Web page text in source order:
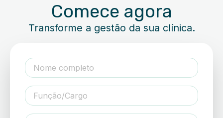
Comece agora
Transforme a gestão da sua clínica.